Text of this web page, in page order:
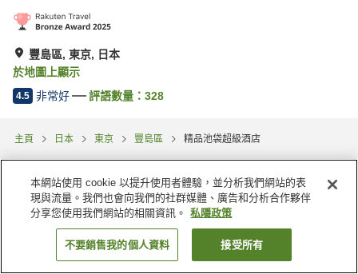
豐島區, 東京, 日本
於地圖上顯示
4.5 非常好 評語數量： 328
主頁 日本 東京 豐島區 精品池袋超級酒店
找客房
本網站使用 cookie 以提升使用者體驗，並分析我們網站的表
現與流量。我們也會向我們的社群媒體、廣告和分析合作夥伴
分享您使用我們網站的相關資訊。
私隱政策
不要銷售我的個人資料 接受所有